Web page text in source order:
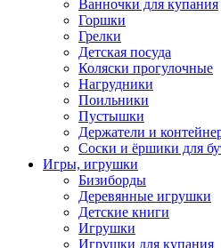
Ванночки для купания
Горшки
Грелки
Детская посуда
Коляски прогулочные
Нагрудники
Поильники
Пустышки
Держатели и
Соски и ёршики для
Игры, игрушки
Бизиборды
Деревянные игрушки
Детские книги
Игрушки
Игрушки для купания